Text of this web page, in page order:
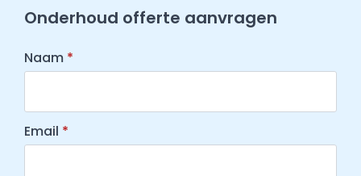
Onderhoud offerte aanvragen
Naam *
Email *